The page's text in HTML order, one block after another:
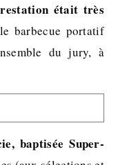
était très
barbecue portatif
du jury, à
baptisée Super-